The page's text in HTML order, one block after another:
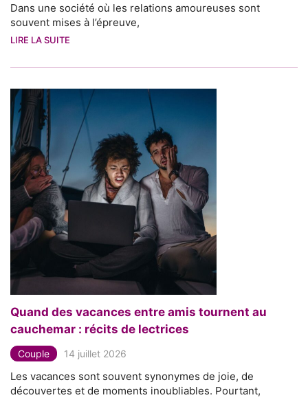
Dans une société où les relations amoureuses sont
souvent mises à l’épreuve,
LIRE LA SUITE
Quand des vacances entre amis tournent au
cauchemar : récits de lectrices
Couple 14 juillet 2026
Les vacances sont souvent synonymes de joie, de
découvertes et de moments inoubliables. Pourtant,